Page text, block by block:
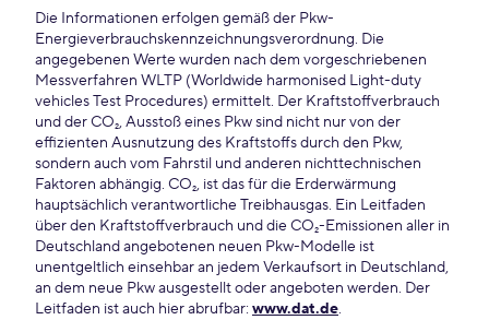
Die Informationen erfolgen gemäß der Pkw-
Energieverbrauchskennzeichnungsverordnung. Die
angegebenen Werte wurden nach dem vorgeschriebenen
Messverfahren WLTP (Worldwide harmonised Light-duty
vehicles Test Procedures) ermittelt. Der Kraftstoffverbrauch
und der CO₂, Ausstoß eines Pkw sind nicht nur von der
effizienten Ausnutzung des Kraftstoffs durch den Pkw,
sondern auch vom Fahrstil und anderen nichttechnischen
Faktoren abhängig. CO₂, ist das für die Erderwärmung
hauptsächlich verantwortliche Treibhausgas. Ein Leitfaden
über den Kraftstoffverbrauch und die CO₂-Emissionen aller in
Deutschland angebotenen neuen Pkw-Modelle ist
unentgeltlich einsehbar an jedem Verkaufsort in Deutschland,
an dem neue Pkw ausgestellt oder angeboten werden. Der
Leitfaden ist auch hier abrufbar: www.dat.de.